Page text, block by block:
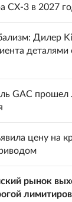
CX-3 в 2027
Дилер
GAC прошел
цену на
рынок